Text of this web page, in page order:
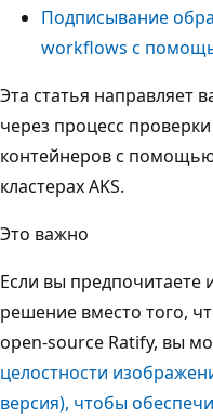
Подписывание
workflows с
Эта статья направляет
через процесс
контейнеров с
кластерах AKS.
Это важно
Если вы предпочитаете
решение вместо того,
open-source Ratify, вы
целостности
версия), чтобы